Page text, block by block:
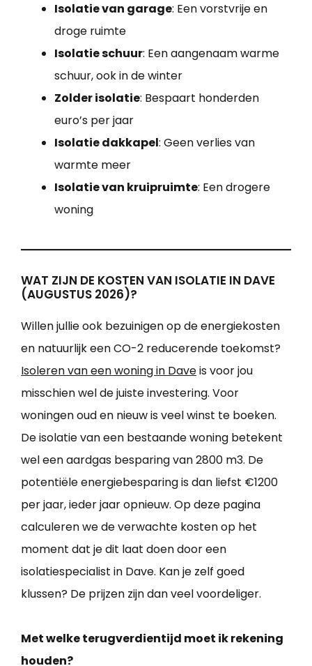
Isolatie van garage: Een vorstvrije en
droge ruimte
Isolatie schuur: Een aangenaam warme
schuur, ook in de winter
Zolder isolatie: Bespaart honderden
euro’s per jaar
Isolatie dakkapel: Geen verlies van
warmte meer
Isolatie van kruipruimte: Een drogere
woning
WAT ZIJN DE KOSTEN VAN ISOLATIE IN DAVE
(AUGUSTUS 2026)?
Willen jullie ook bezuinigen op de energiekosten
en natuurlijk een CO-2 reducerende toekomst?
Isoleren van een woning in Daveis voor jou
misschien wel de juiste investering. Voor
woningen oud en nieuw is veel winst te boeken.
De isolatie van een bestaande woning betekent
wel een aardgas besparing van 2800 m3. De
potentiële energiebesparing is dan liefst €1200
per jaar, ieder jaar opnieuw. Op deze pagina
calculeren we de verwachte kosten op het
moment dat je dit laat doen door een
isolatiespecialist in Dave. Kan je zelf goed
klussen? De prijzen zijn dan veel voordeliger.
Met welke terugverdientijd moet ik rekening
houden?